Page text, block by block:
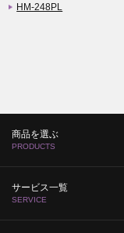
HM-248PL
商品を選ぶ
PRODUCTS
サービス一覧
SERVICE